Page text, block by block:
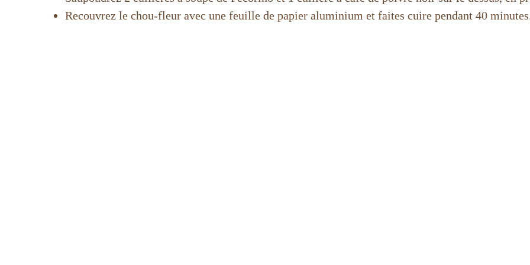
Recouvrez le chou-fleur avec une feuille de papier aluminium et faites cuire pendant 40